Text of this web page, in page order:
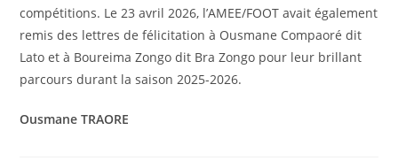
compétitions. Le 23 avril 2026, l’AMEE/FOOT avait également
remis des lettres de félicitation à Ousmane Compaoré dit
Lato et à Boureima Zongo dit Bra Zongo pour leur brillant
parcours durant la saison 2025-2026.
Ousmane TRAORE